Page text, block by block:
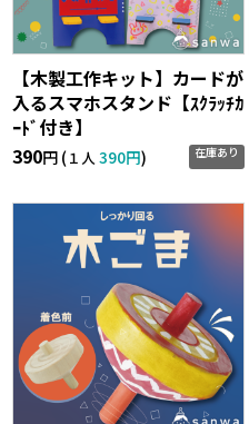
【木製工作キット】カードが
入るスマホスタンド【ｽｸﾗｯﾁｶ
ｰﾄﾞ付き】
390円 (１人390円) 在庫あり